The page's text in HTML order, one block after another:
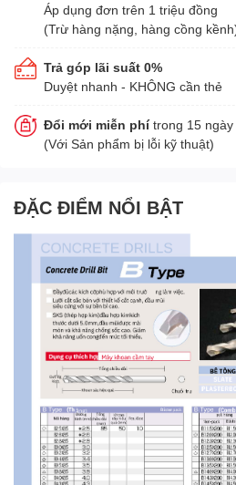
Áp dụng đơn trên 1 triệu đồng
(Trừ hàng nặng, hàng cồng
Trả góp lãi suất 0%
Duyệt nhanh - KHÔNG cần thẻ
Đổi mới miễn phítrong 15 ngày
(Với Sản phẩm bị lỗi kỹ thuật)
ĐẶC ĐIỂM NỔI BẬT